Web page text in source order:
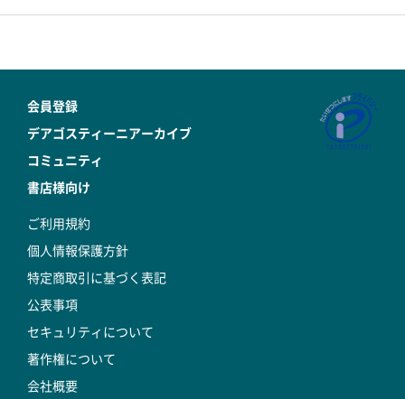
会員登録
デアゴスティーニアーカイブ
コミュニティ
書店様向け
ご利用規約
個人情報保護方針
特定商取引に基づく表記
公表事項
セキュリティについて
著作権について
会社概要